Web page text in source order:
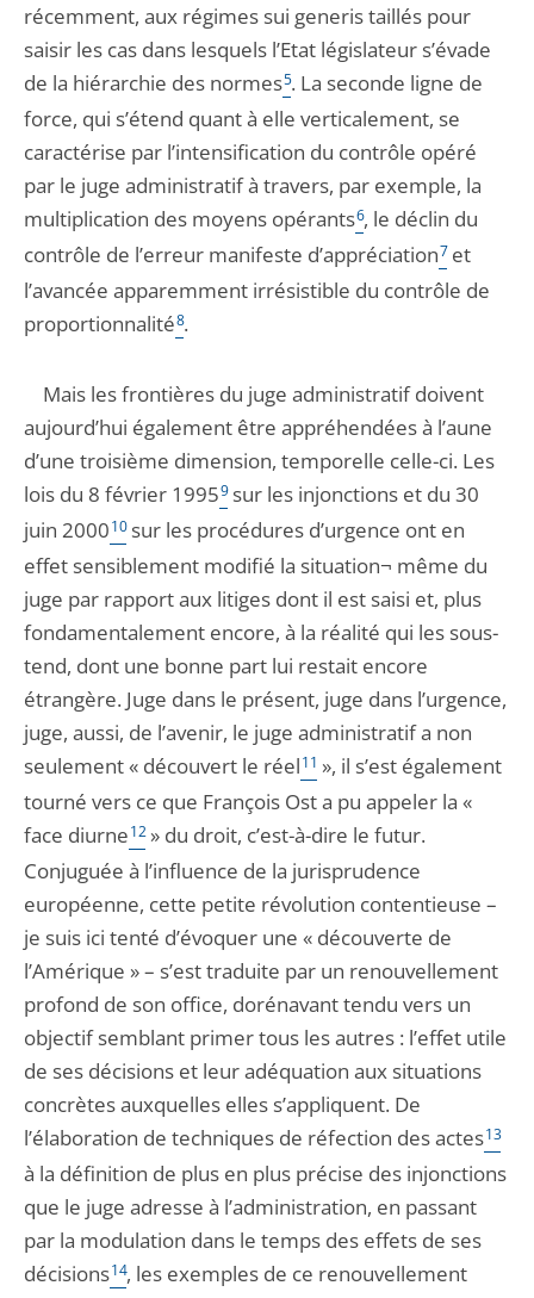
récemment, aux régimes sui generis taillés pour
saisir les cas dans lesquels l’Etat législateur s’évade
de la hiérarchie des normes5. La seconde ligne de
force, qui s’étend quant à elle verticalement, se
caractérise par l’intensification du contrôle opéré
par le juge administratif à travers, par exemple, la
multiplication des moyens opérants6, le déclin du
contrôle de l’erreur manifeste d’appréciation7et
l’avancée apparemment irrésistible du contrôle de
proportionnalité8.
Mais les frontières du juge administratif doivent
aujourd’hui également être appréhendées à l’aune
d’une troisième dimension, temporelle celle-ci. Les
lois du 8 février 19959sur les injonctions et du 30
juin 200010sur les procédures d’urgence ont en
effet sensiblement modifié la situation¬ même du
juge par rapport aux litiges dont il est saisi et, plus
fondamentalement encore, à la réalité qui les sous-
tend, dont une bonne part lui restait encore
étrangère. Juge dans le présent, juge dans l’urgence,
juge, aussi, de l’avenir, le juge administratif a non
seulement « découvert le réel11 », il s’est également
tourné vers ce que François Ost a pu appeler la «
face diurne12» du droit, c’est-à-dire le futur.
Conjuguée à l’influence de la jurisprudence
européenne, cette petite révolution contentieuse –
je suis ici tenté d’évoquer une « découverte de
l’Amérique » – s’est traduite par un renouvellement
profond de son office, dorénavant tendu vers un
objectif semblant primer tous les autres : l’effet utile
de ses décisions et leur adéquation aux situations
concrètes auxquelles elles s’appliquent. De
l’élaboration de techniques de réfection des actes13
à la définition de plus en plus précise des injonctions
que le juge adresse à l’administration, en passant
par la modulation dans le temps des effets de ses
décisions14, les exemples de ce renouvellement